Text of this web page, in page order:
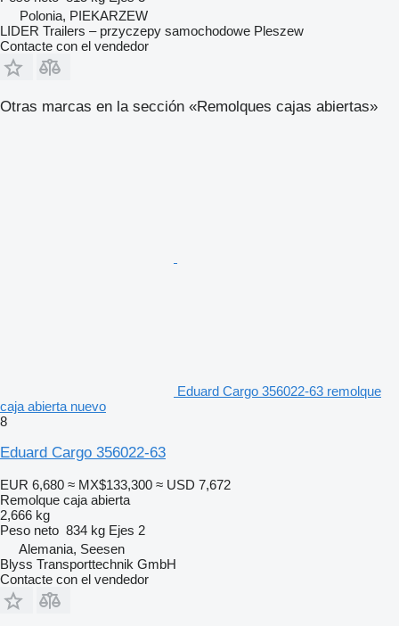
Polonia, PIEKARZEW
LIDER Trailers – przyczepy samochodowe Pleszew
Contacte con el vendedor
Otras marcas en la sección «Remolques cajas abiertas»
Eduard Cargo 356022-63 remolque
caja abierta nuevo
8
Eduard Cargo 356022-63
EUR 6,680 ≈ MX$133,300 ≈ USD 7,672
Remolque caja abierta
2,666 kg
Peso neto 834 kg Ejes 2
Alemania, Seesen
Blyss Transporttechnik GmbH
Contacte con el vendedor